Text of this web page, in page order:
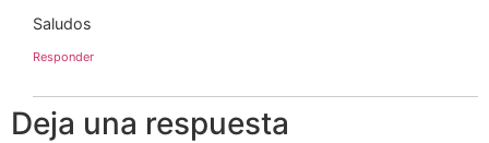
Saludos
Responder
Deja una respuesta